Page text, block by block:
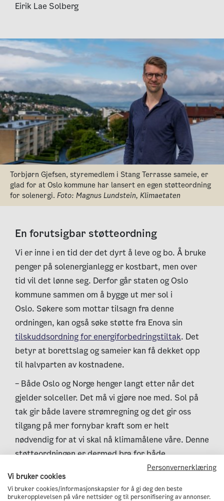
Eirik Lae Solberg
Torbjørn Gjefsen, styremedlem i Stang Terrasse sameie, er
glad for at Oslo kommune har lansert en egen støtteordning
for solenergi. Foto: Magnus Lundstein, Klimaetaten
En forutsigbar støtteordning
Vi er inne i en tid der det dyrt å leve og bo. Å bruke
penger på solenergianlegg er kostbart, men over
tid vil det lønne seg. Derfor går staten og Oslo
kommune sammen om å bygge ut mer sol i
Oslo. Søkere som mottar tilsagn fra denne
ordningen, kan også søke støtte fra Enova sin
tilskuddsordning for energiforbedringstiltak. Det
betyr at borettslag og sameier kan få dekket opp
til halvparten av kostnadene.
– Både Oslo og Norge henger langt etter når det
gjelder solceller. Det må vi gjøre noe med. Sol på
tak gir både lavere strømregning og det gir oss
tilgang på mer fornybar kraft som er helt
nødvendig for at vi skal nå klimamålene våre. Denne
støtteordningen er dermed bra for både
lommeboken og bra for klima, sier byråd for miljø
og samferdsel Marit Vea.
Personvernerklæring
Vi bruker cookies
Vi bruker cookies/informasjonskapsler for å gi deg den beste
brukeropplevelsen på våre nettsider og til personifisering av annonser.